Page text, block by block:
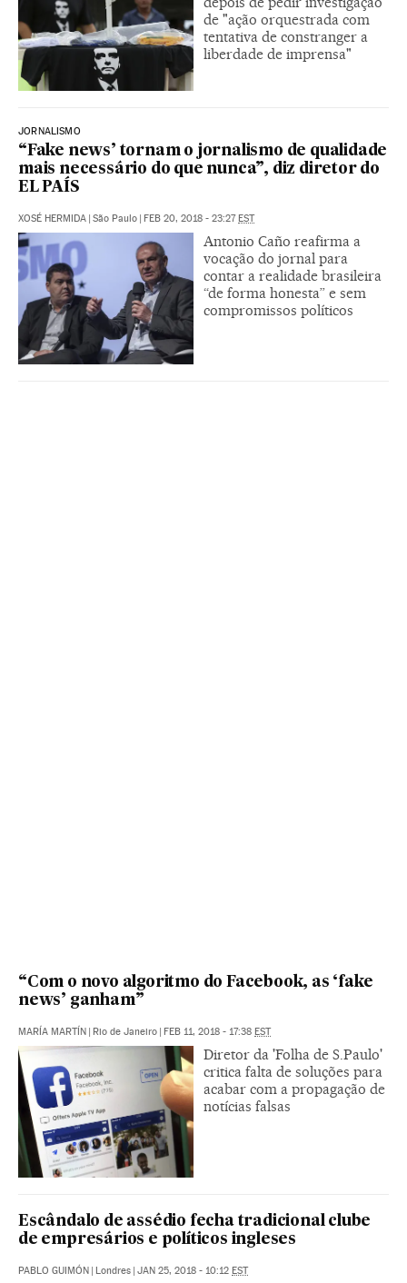
de "ação orquestrada com
tentativa de constranger a
liberdade de imprensa"
JORNALISMO
“Fake news’ tornam o jornalismo de qualidade
mais necessário do que nunca”, diz diretor do
EL PAÍS
XOSÉ HERMIDA | São Paulo | FEB 20, 2018 - 23:27EST
Antonio Caño reafirma a
vocação do jornal para
contar a realidade brasileira
“de forma honesta” e sem
compromissos políticos
“Com o novo algoritmo do Facebook, as ‘fake
news’ ganham”
MARÍA MARTÍN | Rio de Janeiro | FEB 11, 2018 - 17:38 EST
Diretor da 'Folha de S.Paulo'
critica falta de soluções para
acabar com a propagação de
notícias falsas
Escândalo de assédio fecha tradicional clube
de empresários e políticos ingleses
PABLO GUIMÓN | Londres | JAN 25, 2018 - 10:12 EST